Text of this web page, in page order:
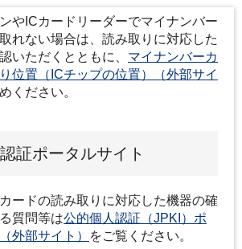
やICカードリーダーでマイナンバー
れない場合は、読み取りに対応した
いただくとともに、 マイナンバーカ
位置（ICチップの位置）（外部サイ
ください。
証ポータルサイト
ードの読み取りに対応した機器の確
質問等は公的個人認証（JPKI）ポ
外部サイト）
をご覧ください。